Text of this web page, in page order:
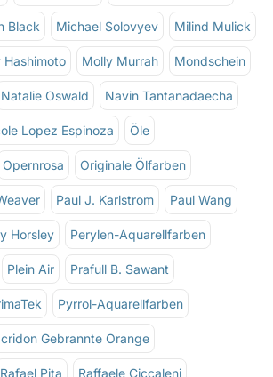
Black Michael Solovyev Milind Mulick
Hashimoto Molly Murrah Mondschein
Natalie Oswald Navin Tantanadaecha
Lopez Espinoza Öle
Opernrosa Originale Ölfarben
Paul J. Karlstrom Paul Wang
Horsley Perylen-Aquarellfarben
Plein Air Prafull B. Sawant
Pyrrol-Aquarellfarben
Gebrannte Orange
Rafael Pita Raffaele Ciccaleni